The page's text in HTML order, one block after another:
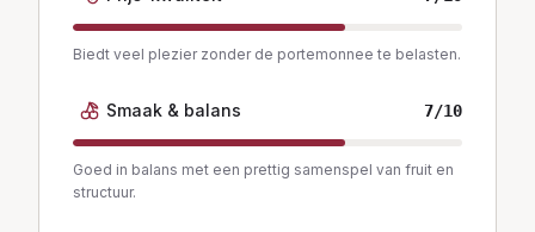
Biedt veel plezier zonder de portemonnee te belasten.
Smaak & balans 7/10
Goed in balans met een prettig samenspel van fruit en
structuur.